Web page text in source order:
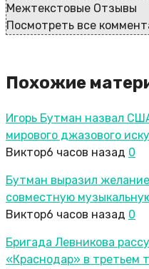
Межтекстовые Отзывы
Посмотреть все
Похожие
Игорь Бутман назвал
мирового джазового
Виктор6 часов назад 0
Бутман выразил
совместную
Виктор6 часов назад 0
Бригада Левникова
«Краснодар» в третьем